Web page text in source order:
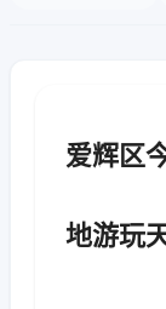
爱辉区
地游玩